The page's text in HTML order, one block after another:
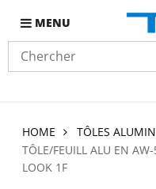
MENU
HOME TÔLES
TÔLE/FEUILL ALU EN
LOOK 1F